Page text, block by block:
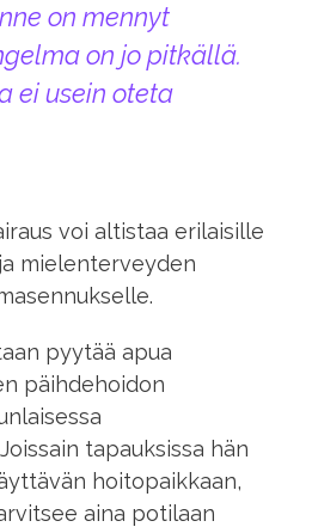
on mennyt
on jo pitkällä.
ei usein oteta
voi altistaa erilaisille
mielenterveyden
pyytää apua
päihdehoidon
tapauksissa hän
hoitopaikkaan,
aina potilaan